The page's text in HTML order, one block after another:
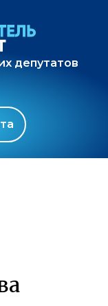
депутатов